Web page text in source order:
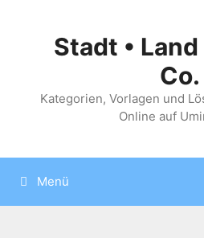
springenStadt • Land
Co.
Kategorien, Vorlagen und
Online auf
Menü